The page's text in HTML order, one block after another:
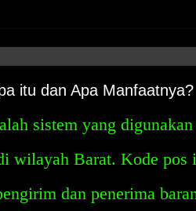
itu dan Apa Manfaatnya?
sistem yang
wilayah Barat. Kode pos
dan penerima